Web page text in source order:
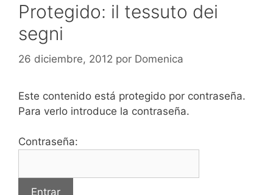
Protegido: il tessuto dei
segni
26 diciembre, 2012 por Domenica
Este contenido está protegido por contraseña.
Para verlo introduce la contraseña.
Contraseña: